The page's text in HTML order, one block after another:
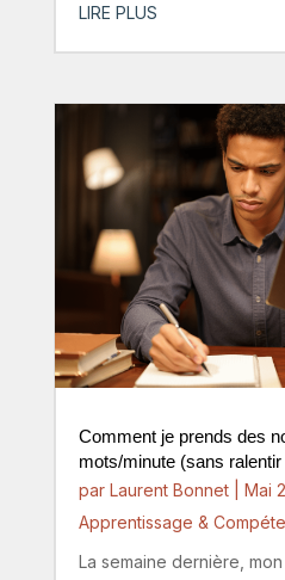
LIRE PLUS
Comment je prends des
mots/minute (sans
par Laurent Bonnet| Mai
Apprentissage &
La semaine dernière,